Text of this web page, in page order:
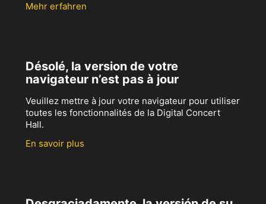
Mehr erfahren
Désolé, la version de votre
navigateur n’est pas à jour
Veuillez mettre à jour votre navigateur pour utiliser
toutes les fonctionnalités de la Digital Concert
Hall.
En savoir plus